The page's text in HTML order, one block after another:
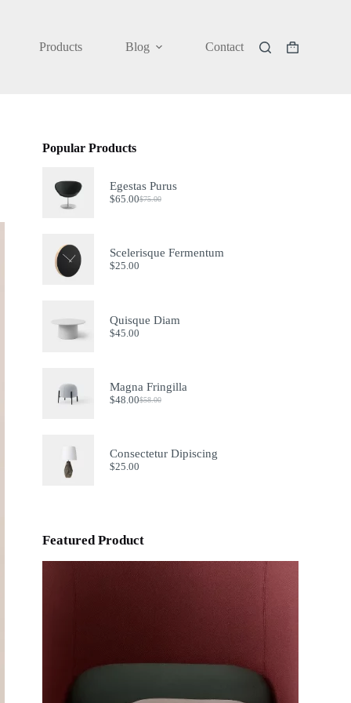
Products Blog Contact
Shopping
Popular Products
Egestas Purus
$75.00
Original
$65.00Current
Scelerisque Fermentum
$25.00
Quisque Diam
$45.00
Magna Fringilla
$58.00
Original
$48.00Current
Consectetur Dipiscing
$25.00
Featured Product